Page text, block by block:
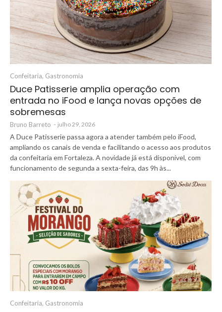
Confeitaria, Gastronomia
Duce Patisserie amplia operação com
entrada no iFood e lança novas opções de
sobremesas
Bruno Barreto - julho 29, 2026
A Duce Patisserie passa agora a atender também pelo iFood,
ampliando os canais de venda e facilitando o acesso aos produtos
da confeitaria em Fortaleza. A novidade já está disponível, com
funcionamento de segunda a sexta-feira, das 9h às...
Confeitaria, Gastronomia